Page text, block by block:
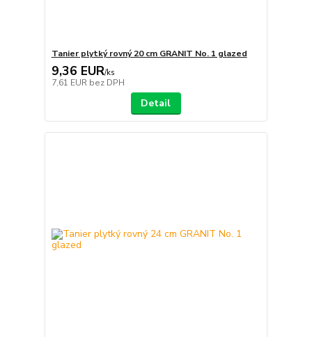
Tanier plytký rovný 20 cm GRANIT No. 1 glazed
9,36 EUR/ks
7,61 EUR bez DPH
Detail